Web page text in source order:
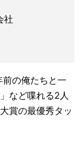
社
前の俺たちと一
など喋れる2人
賞の最優秀タッ